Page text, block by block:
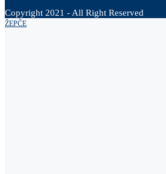
Copyright 2021 - All Right Reserved
ŽEPČE